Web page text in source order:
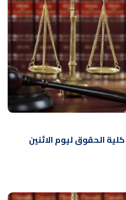
جدول توزيع القاعات الامتحانية في كلية الحقوق ليوم الاثنين